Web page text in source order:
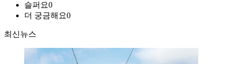
슬퍼요0
더 궁금해요0
최신뉴스